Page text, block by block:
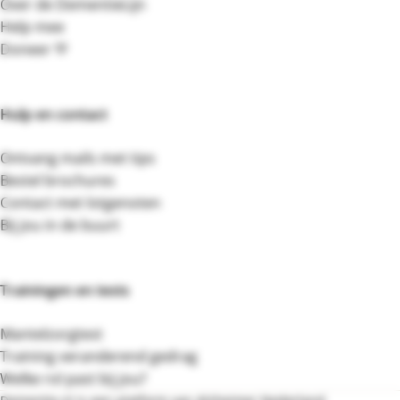
Over de DementieLijn
Help mee
Doneer 💛
Hulp en contact
Ontvang mails met tips
Bestel brochures
Contact met lotgenoten
Bij jou in de buurt
Trainingen en tests
Mantelzorgtest
Training veranderend gedrag
Welke rol past bij jou?